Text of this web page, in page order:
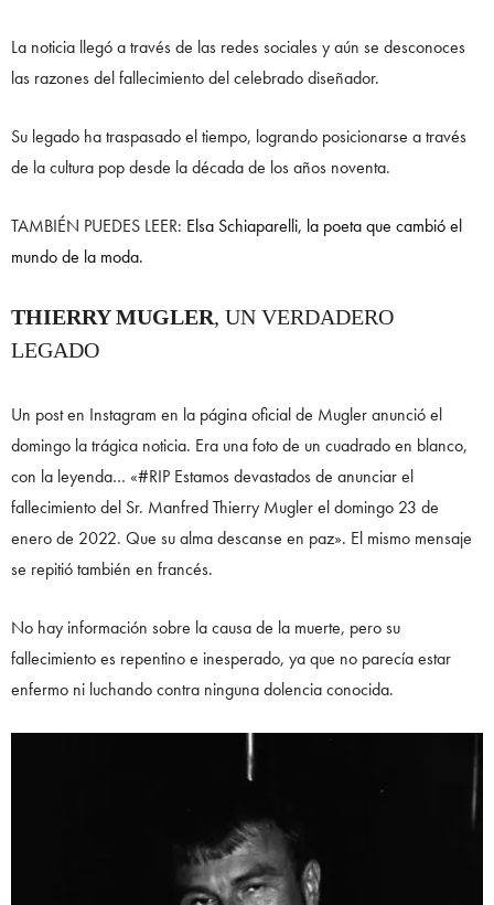
La noticia llegó a través de las redes sociales y aún se desconoces
las razones del fallecimiento del celebrado diseñador.
Su legado ha traspasado el tiempo, logrando posicionarse a través
de la cultura pop desde la década de los años noventa.
TAMBIÉN PUEDES LEER: Elsa Schiaparelli, la poeta que cambió el
mundo de la moda.
THIERRY MUGLER, UN VERDADERO
LEGADO
Un post en Instagram en la página oficial de Mugler anunció el
domingo la trágica noticia. Era una foto de un cuadrado en blanco,
con la leyenda… «#RIP Estamos devastados de anunciar el
fallecimiento del Sr. Manfred Thierry Mugler el domingo 23 de
enero de 2022. Que su alma descanse en paz». El mismo mensaje
se repitió también en francés.
No hay información sobre la causa de la muerte, pero su
fallecimiento es repentino e inesperado, ya que no parecía estar
enfermo ni luchando contra ninguna dolencia conocida.